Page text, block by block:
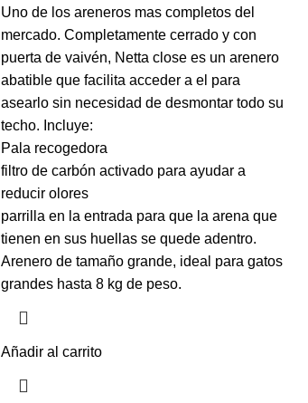
Uno de los areneros mas completos del
mercado. Completamente cerrado y con
puerta de vaivén, Netta close es un arenero
abatible que facilita acceder a el para
asearlo sin necesidad de desmontar todo su
techo. Incluye:
Pala recogedora
filtro de carbón activado para ayudar a
reducir olores
parrilla en la entrada para que la arena que
tienen en sus huellas se quede adentro.
Arenero de tamaño grande, ideal para gatos
grandes hasta 8 kg de peso.
Añadir al carrito